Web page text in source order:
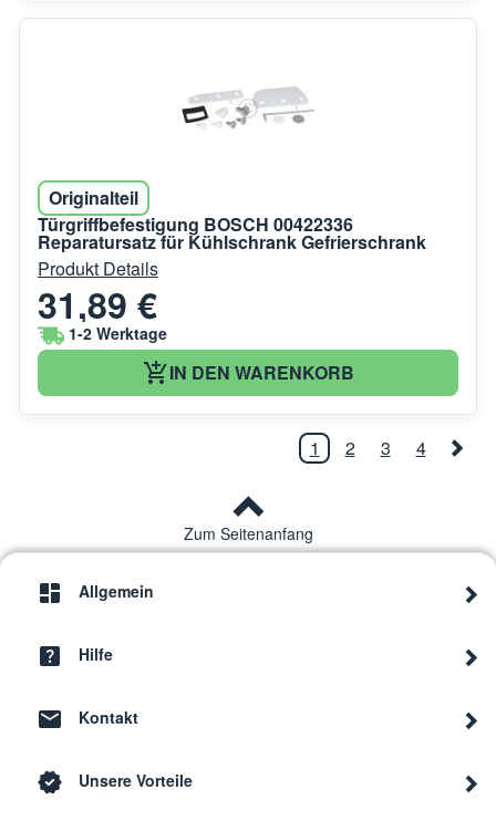
Originalteil
Türgriffbefestigung BOSCH 00422336
Reparatursatz für Kühlschrank Gefrierschrank
Produkt Details
31,89 €
1-2 Werktage
IN DEN WARENKORB
1 2 3 4
Zum Seitenanfang
Allgemein
Hilfe
Kontakt
Unsere Vorteile